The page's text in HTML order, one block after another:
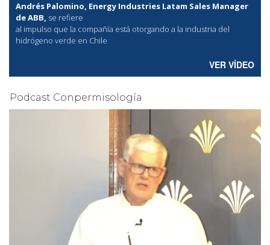
Andrés Palomino, Energy Industries Latam Sales Manager
de ABB, se refiere
al impulso que la compañía está otorgando a la industria del
hidrógeno verde en Chile
VER VÍDEO
Podcast Conpermisología